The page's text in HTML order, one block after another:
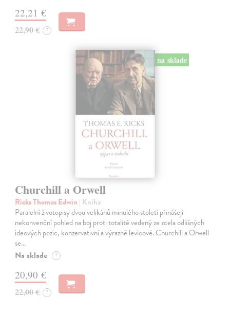
22,21 €
22,90 € ?
na sklade
Churchill a Orwell
Ricks Thomas Edwin | Kniha
Paralelní životopisy dvou velikánů minulého století přinášejí
nekonvenční pohled na boj proti totalitě vedený ze zcela odlišných
ideových pozic, konzervativní a výrazně levicové. Churchill a Orwell
se…
Na sklade ?
20,90 €
22,00 € ?